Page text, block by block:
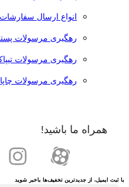
انواع ارسال سفارشات
رهگیری مرسولات
رهگیری مرسولات
رهگیری مرسولات
همراه ما باشید!
با ثبت ایمیل، از جدید‌ترین تخفیف‌ها با‌خبر شوید